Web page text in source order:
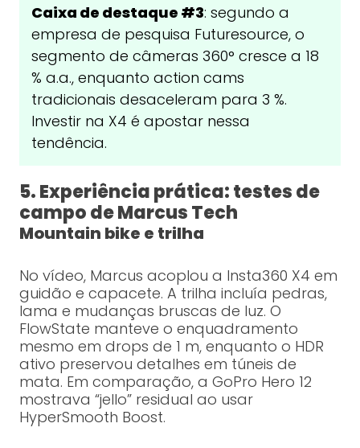
Caixa de destaque #3: segundo a
empresa de pesquisa Futuresource, o
segmento de câmeras 360° cresce a 18
% a.a., enquanto action cams
tradicionais desaceleram para 3 %.
Investir na X4 é apostar nessa
tendência.
5. Experiência prática: testes de
campo de Marcus Tech
Mountain bike e trilha
No vídeo, Marcus acoplou a Insta360 X4 em
guidão e capacete. A trilha incluía pedras,
lama e mudanças bruscas de luz. O
FlowState manteve o enquadramento
mesmo em drops de 1 m, enquanto o HDR
ativo preservou detalhes em túneis de
mata. Em comparação, a GoPro Hero 12
mostrava “jello” residual ao usar
HyperSmooth Boost.